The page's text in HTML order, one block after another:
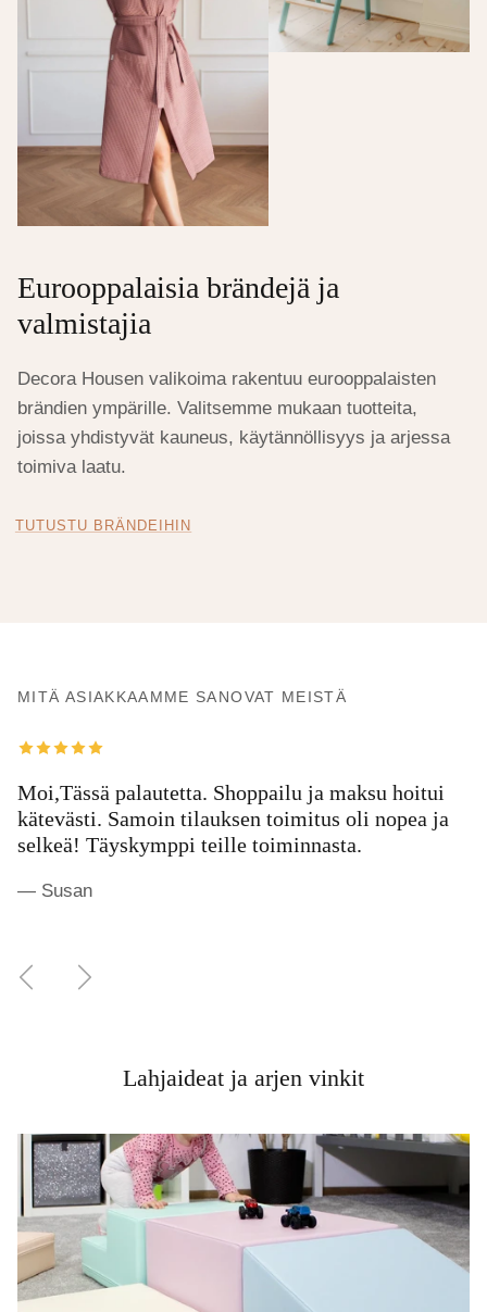
Eurooppalaisia brändejä ja
valmistajia
Decora Housen valikoima rakentuu eurooppalaisten
brändien ympärille. Valitsemme mukaan tuotteita,
joissa yhdistyvät kauneus, käytännöllisyys ja arjessa
toimiva laatu.
TUTUSTU BRÄNDEIHIN
MITÄ ASIAKKAAMME SANOVAT MEISTÄ
Moi,Tässä palautetta. Shoppailu ja maksu hoitui
kätevästi. Samoin tilauksen toimitus oli nopea ja
selkeä! Täyskymppi teille toiminnasta.
— Susan
EdellinenSeuraava
Lahjaideat ja arjen vinkit